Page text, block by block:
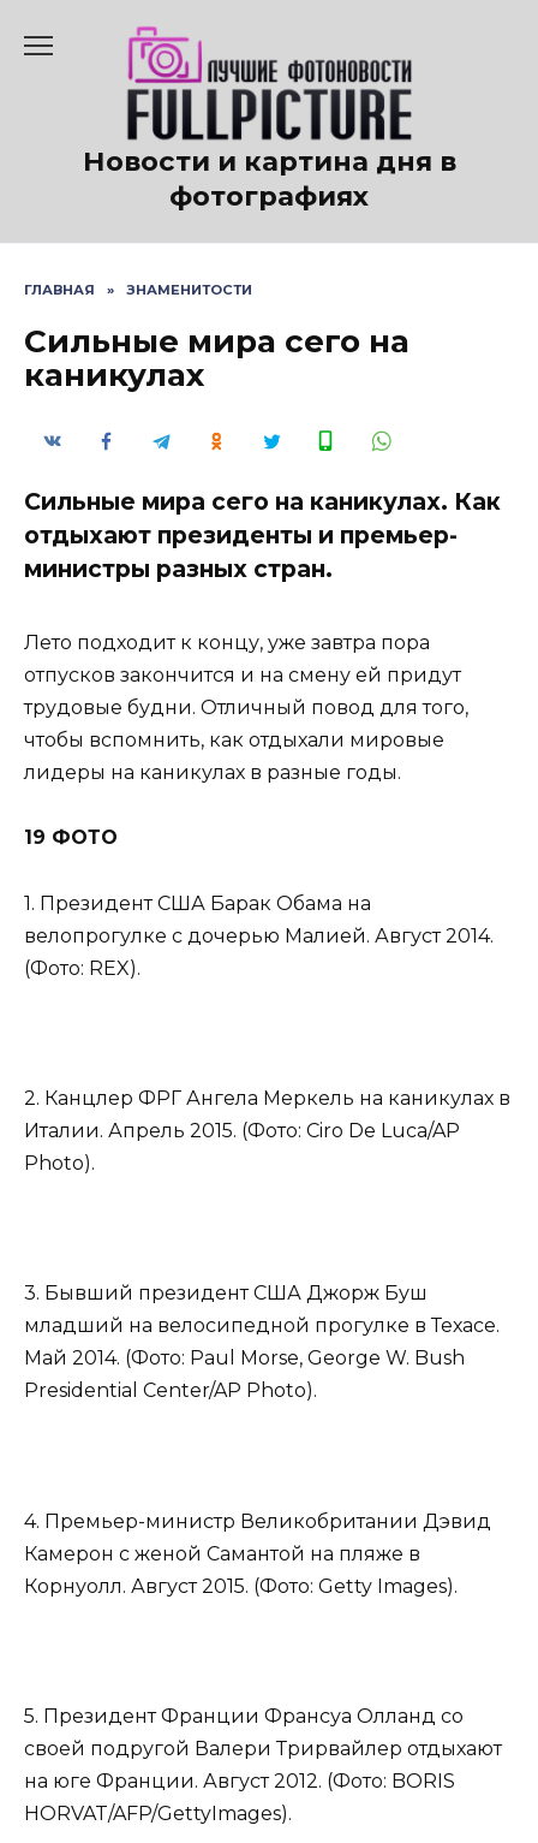
содержанию
Новости и картина дня в
фотографиях
ГЛАВНАЯ » ЗНАМЕНИТОСТИ
Сильные мира сего на
каникулах
Сильные мира сего на каникулах. Как
отдыхают президенты и премьер-
министры разных стран.
Лето подходит к концу, уже завтра пора
отпусков закончится и на смену ей придут
трудовые будни. Отличный повод для того,
чтобы вспомнить, как отдыхали мировые
лидеры на каникулах в разные годы.
19 ФОТО
1. Президент США Барак Обама на
велопрогулке с дочерью Малией. Август 2014.
(Фото: REX).
2. Канцлер ФРГ Ангела Меркель на каникулах в
Италии. Апрель 2015. (Фото: Ciro De Luca/AP
Photo).
3. Бывший президент США Джорж Буш
младший на велосипедной прогулке в Техасе.
Май 2014. (Фото: Paul Morse, George W. Bush
Presidential Center/AP Photo).
4. Премьер-министр Великобритании Дэвид
Камерон с женой Самантой на пляже в
Корнуолл. Август 2015. (Фото: Getty Images).
5. Президент Франции Франсуа Олланд со
своей подругой Валери Трирвайлер отдыхают
на юге Франции. Август 2012. (Фото: BORIS
HORVAT/AFP/GettyImages).